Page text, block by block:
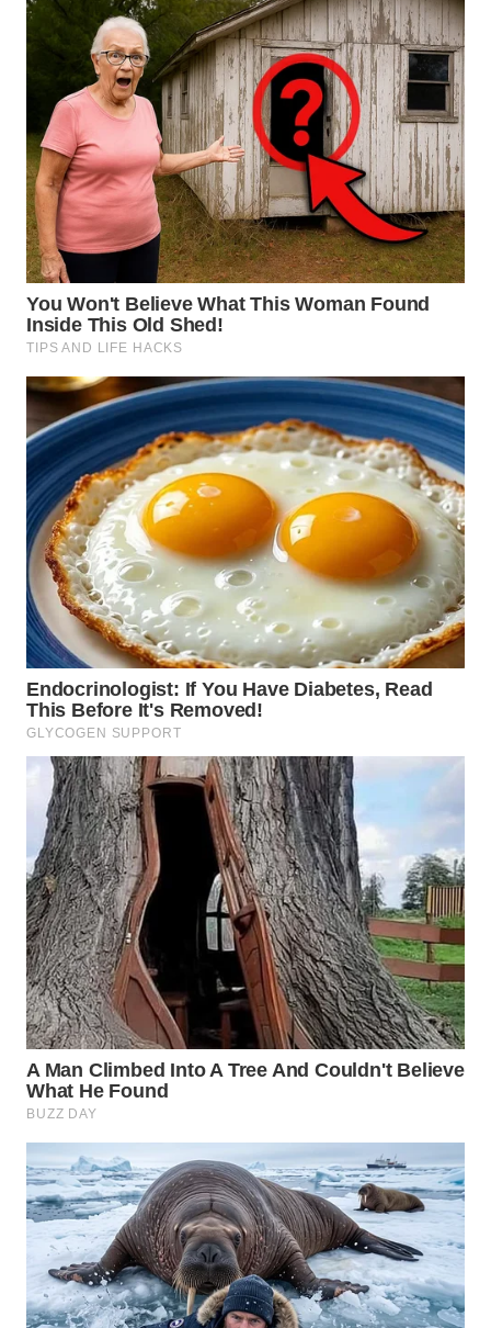
WN
SULUT
WN
MALUKU
WN
MALUT
WN
DAIRI
WN
TOBA
WN
NIAS
WN
LANGKAT
WN
TAPANULI
SELATAN
WN
TANJUNG
LESUNG
WN
KARO
WN
SIMALUNGUN
WN
LABUHANBATU
TAPANULI
TENGAH
WN DELI
SERDANG
WN
TEBING
TINGGI